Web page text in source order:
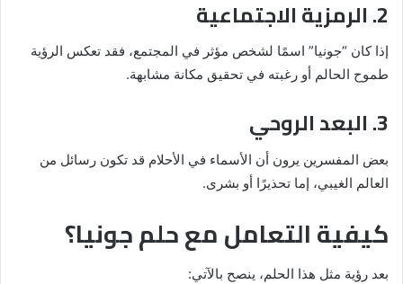
2. الرمزية الاجتماعية
إذا كان “جونيا” اسمًا لشخص مؤثر في المجتمع، فقد تعكس الرؤية
طموح الحالم أو رغبته في تحقيق مكانة مشابهة.
3. البعد الروحي
بعض المفسرين يرون أن الأسماء في الأحلام قد تكون رسائل من
العالم الغيبي، إما تحذيرًا أو بشرى.
كيفية التعامل مع حلم جونيا؟
بعد رؤية مثل هذا الحلم، ينصح بالآتي: